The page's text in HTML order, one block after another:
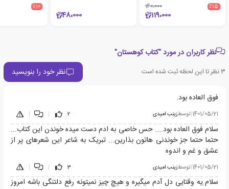
٪15 140،000
119،000 48،000
٪10
نظر کاربران در مورد "کتاب کوهستان"
3نظر تا این لحظه ثبت شده است نظر خود را بنویسید
فوق العاده بود.
1401/05/21
|توسطزینب امیدی 2
|
|
سلام فوق العاده بود.... حس خاصی به ادم دست میده خوندن این کتاب...
حتما حتما جز خوندنی هاتون بذارین... تبریک به شاعر این شعرهای پر از
عشق و غم و اندوه
1401/05/21
|توسطزینب امیدی 3
|
|
سلام.یه وقتایی دل آدم میگیره و هیچ چیز نمیتونه رفع دلتنگی باشه امروز